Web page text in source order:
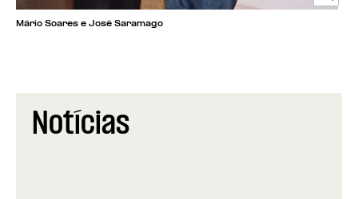
Mário Soares e José Saramago
Notícias